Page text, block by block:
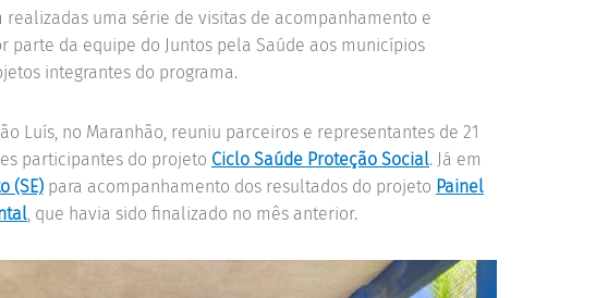
realizadas uma série de visitas de acompanhamento e
parte da equipe do Juntos pela Saúde aos municípios
integrantes do programa.
Luís, no Maranhão, reuniu parceiros e representantes de 21
participantes do projeto Ciclo Saúde Proteção Social. Já em
(SE) para acompanhamento dos resultados do projeto Painel
, que havia sido finalizado no mês anterior.